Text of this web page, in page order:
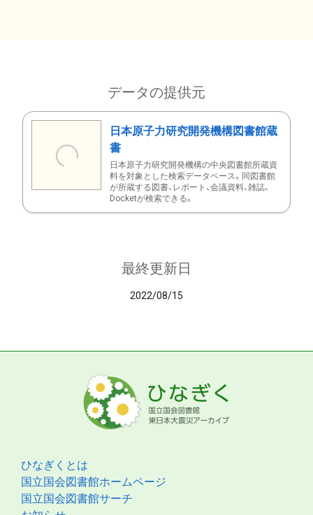
データの提供元
日本原子力研究開発機構図書館蔵
書
日本原子力研究開発機構の中央図書館所蔵資
料を対象とした検索データベース。同図書館
が所蔵する図書、レポート、会議資料、雑誌、
Docketが検索できる。
最終更新日
2022/08/15
ひなぎくとは
国立国会図書館ホームページ
国立国会図書館サーチ